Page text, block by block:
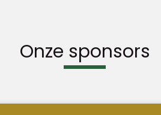
Onze sponsors